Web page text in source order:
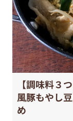
【調味料３
風豚もやし
め